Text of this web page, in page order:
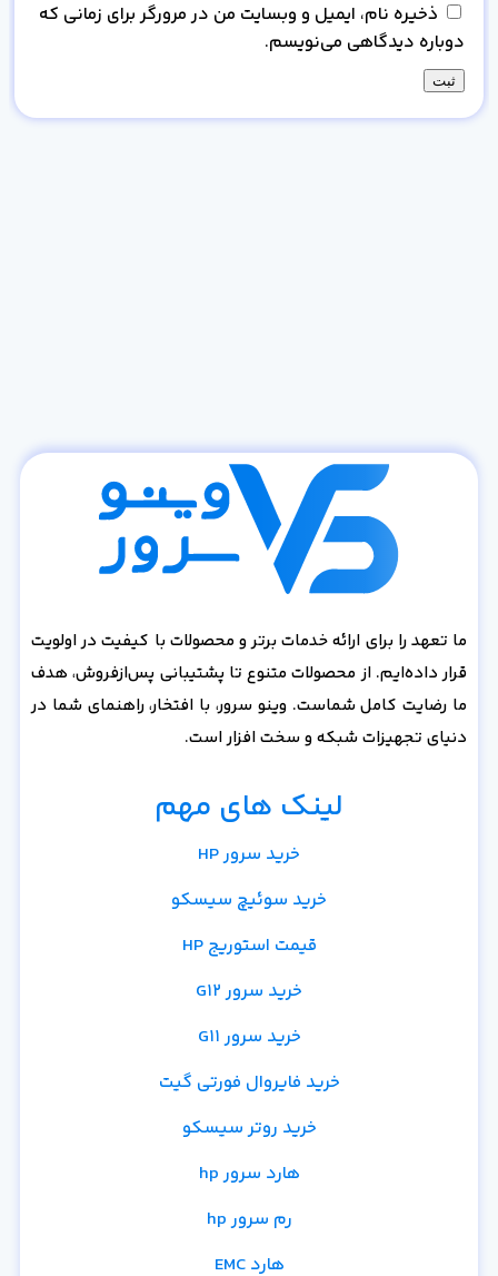
ذخیره نام، ایمیل و وبسایت من در مرورگر برای زمانی که
دوباره دیدگاهی می‌نویسم.
ما تعهد را برای ارائه خدمات برتر و محصولات با کیفیت در اولویت
قرار داده‌ایم. از محصولات متنوع تا پشتیبانی پس‌از‌فروش، هدف
ما رضایت کامل شماست. وینو سرور، با افتخار، راهنمای شما در
دنیای تجهیزات شبکه و سخت افزار است.
لینک های مهم
خرید سرور HP
خرید سوئیچ سیسکو
قیمت استوریج HP
خرید سرور G12
خرید سرور G11
خرید فایروال فورتی گیت
خرید روتر سیسکو
هارد سرور hp
رم سرور hp
هارد EMC